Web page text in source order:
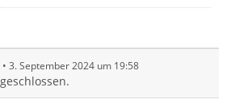
3. September 2024 um 19:58